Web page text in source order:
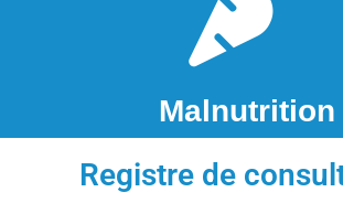
Malnutrition
Registre de